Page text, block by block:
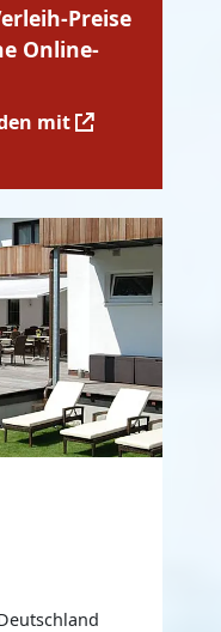
Preise
Online-
mit